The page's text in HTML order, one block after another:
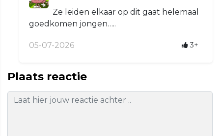
Ze leiden elkaar op dit gaat helemaal
goedkomen jongen…..
05-07-2026 3+
Plaats reactie